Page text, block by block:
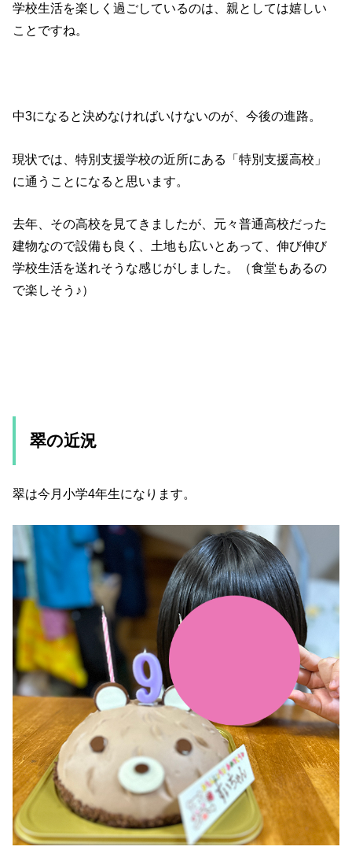
学校生活を楽しく過ごしているのは、親としては嬉しい
ことですね。
中3になると決めなければいけないのが、今後の進路。
現状では、特別支援学校の近所にある「特別支援高校」
に通うことになると思います。
去年、その高校を見てきましたが、元々普通高校だった
建物なので設備も良く、土地も広いとあって、伸び伸び
学校生活を送れそうな感じがしました。（食堂もあるの
で楽しそう♪）
翠の近況
翠は今月小学4年生になります。